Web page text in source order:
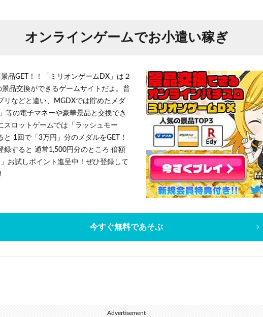
オンラインゲームでお小遣い稼ぎ
品GET！！「ミリオンゲームDX」は２
景品交換ができるゲームサイトだよ。普
リなどと違い、MGDXでは貯めたメダ
等の電子マネーや豪華景品と交換でき
スロットゲームでは「ラッシュモー
と 1回で「3万円」分のメダルをGET！
録すると 通常1,500円分のところ 倍額
お試しポイント進呈中！ぜひ登録して
今すぐ無料であそぶ
Advertisement